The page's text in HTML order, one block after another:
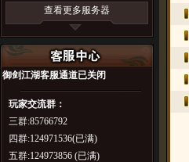
查看更多服务器
御剑江湖客服通道已关闭
玩家交流群：
三群:85766792
四群:124971536(已满)
五群:124973856 (已满)